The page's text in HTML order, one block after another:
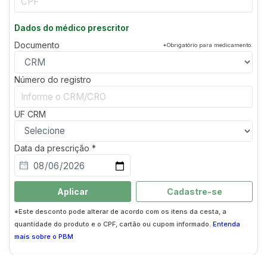
Dados do médico prescritor
Documento *Obrigatório para medicamento.
Número do registro
UF CRM
Data da prescrição *
Aplicar Cadastre-se
*Este desconto pode alterar de acordo com os itens da cesta, a
quantidade do produto e o CPF, cartão ou cupom informado. Entenda
mais sobre o PBM